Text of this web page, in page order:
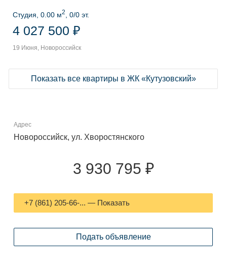
Студия, 0.00 м2 , 0/0 эт.
4 027 500 ₽
19 Июня, Новороссийск
Показать все квартиры в ЖК «Кутузовский»
Адрес
Новороссийск, ул. Хворостянского
3 930 795 ₽
+7 (861) 205-66-... — Показать
Подать объявление